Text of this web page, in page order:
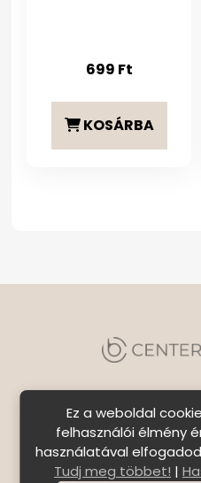
699 Ft
KOSÁRBA
Szállítási feltételek|
Ez a weboldal
felhasználói élmény
használatával
Tudj meg többet! |